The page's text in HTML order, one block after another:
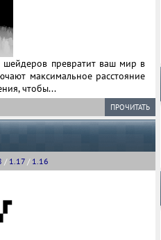
превратит ваш мир в
максимальное расстояние
чтобы...
ПРОЧИТАТЬ
/ 1.17 / 1.16